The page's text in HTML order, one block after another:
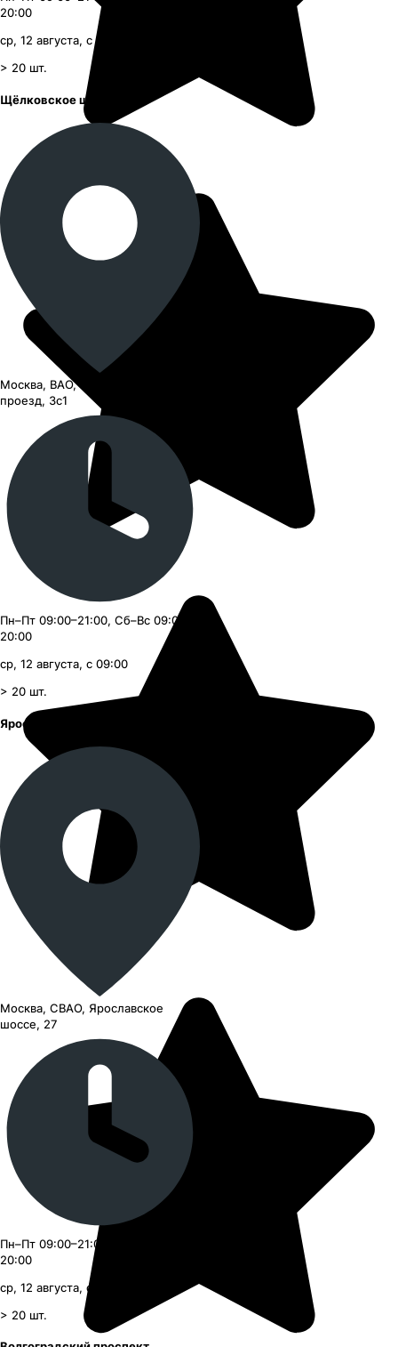
20:00
ср, 12 августа, с 09:00
> 20 шт.
Щёлковское шоссе
Москва, ВАО, Черницынский
проезд, 3с1
Пн–Пт 09:00–21:00, Сб–Вс 09:00–
20:00
ср, 12 августа, с 09:00
> 20 шт.
Ярославское шоссе
Москва, СВАО, Ярославское
шоссе, 27
Пн–Пт 09:00–21:00, Сб–Вс 09:00–
20:00
ср, 12 августа, с 09:00
> 20 шт.